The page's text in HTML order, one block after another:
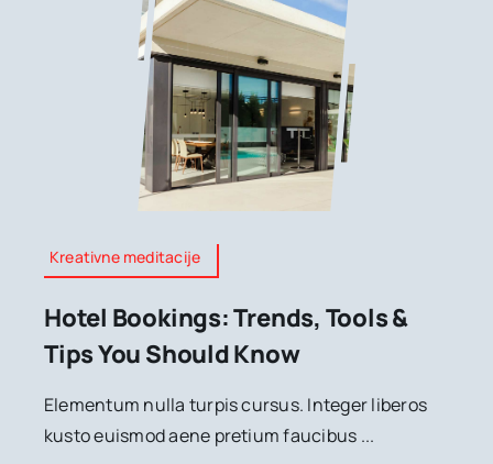
Kreativne meditacije
Hotel Bookings: Trends, Tools &
Tips You Should Know
Elementum nulla turpis cursus. Integer liberos
kusto euismod aene pretium faucibus ...